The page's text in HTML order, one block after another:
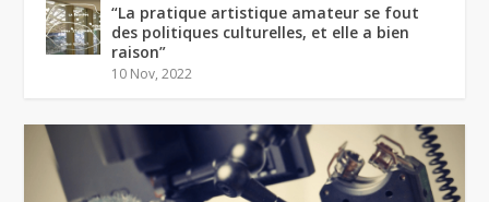
“La pratique artistique amateur se fout
des politiques culturelles, et elle a bien
raison”
10 Nov, 2022